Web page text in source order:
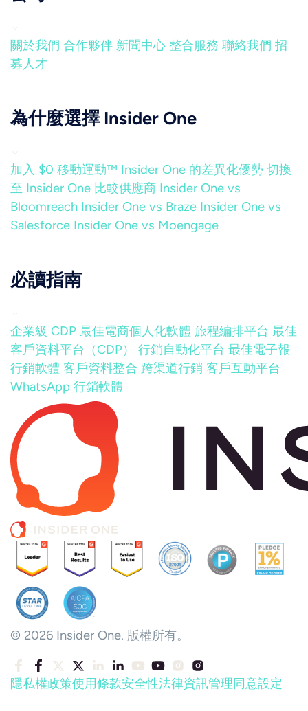
關於我們 合作夥伴 新聞中心 整合服務 聯絡我們 招
募人才
為什麼選擇 Insider One
加入 $0 移動運動™ Insider One 的差異化優勢 切換
至 Insider One 比較供應商 Insider One vs
Bloomreach Insider One vs Braze Insider One vs
Salesforce Insider One vs Moengage
必讀指南
企業級 CDP 最佳電商個人化軟體 旅程編排平台 最佳
客戶資料平台（CDP）
行銷自動化平台 最佳電子報
行銷軟體 客戶資料整合 跨渠道行銷 客戶互動平台
WhatsApp 行銷軟體
© 2026 Insider One. 版權所有。
隱私權政策使用條款安全性法律資訊管理同意設定